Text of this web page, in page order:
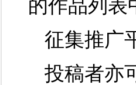
的作品列表
征集推广
投稿者亦